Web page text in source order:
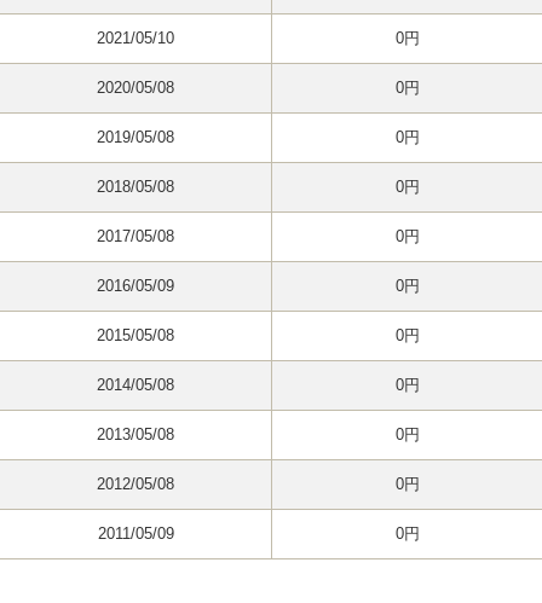
2021/05/10 0円
2020/05/08 0円
2019/05/08 0円
2018/05/08 0円
2017/05/08 0円
2016/05/09 0円
2015/05/08 0円
2014/05/08 0円
2013/05/08 0円
2012/05/08 0円
2011/05/09 0円